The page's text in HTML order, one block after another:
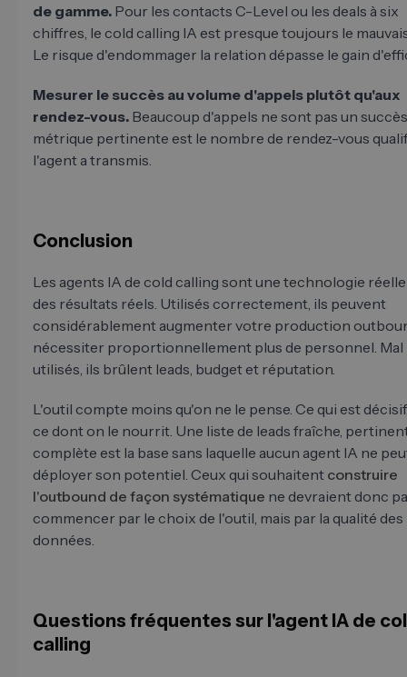
de gamme. Pour les contacts C-Level ou les deals à six
chiffres, le cold calling IA est presque toujours le
Le risque d'endommager la relation dépasse le gain
Mesurer le succès au volume d'appels plutôt qu'aux
rendez-vous. Beaucoup d'appels ne sont pas un
métrique pertinente est le nombre de rendez-vous
l'agent a transmis.
Conclusion
Les agents IA de cold calling sont une technologie
des résultats réels. Utilisés correctement, ils peuvent
considérablement augmenter votre production
nécessiter proportionnellement plus de personnel. Mal
utilisés, ils brûlent leads, budget et réputation.
L'outil compte moins qu'on ne le pense. Ce qui est
ce dont on le nourrit. Une liste de leads fraîche,
complète est la base sans laquelle aucun agent IA ne
déployer son potentiel. Ceux qui souhaitent construire
l'outbound de façon systématique ne devraient donc
commencer par le choix de l'outil, mais par la qualité des
données.
Questions fréquentes sur l'agent IA de
calling